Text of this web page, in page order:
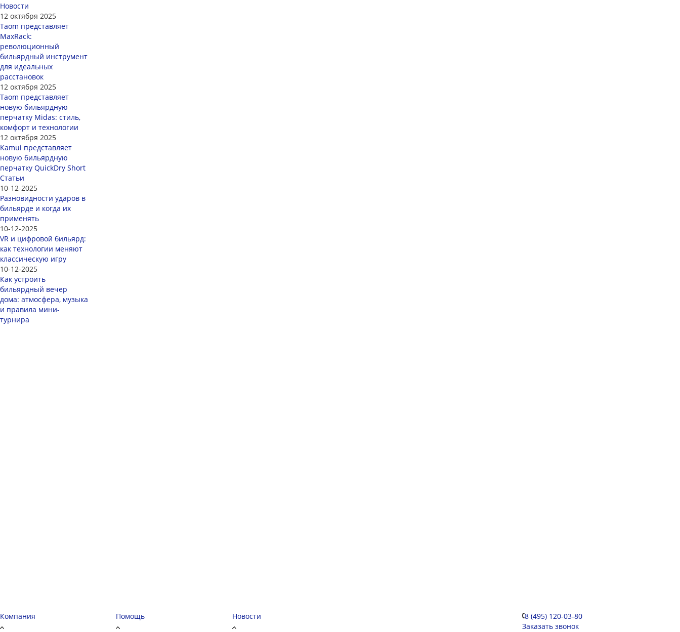
Новости
12 октября 2025
Taom представляет
MaxRack:
революционный
бильярдный инструмент
для идеальных
расстановок
12 октября 2025
Taom представляет
новую бильярдную
перчатку Midas: стиль,
комфорт и технологии
12 октября 2025
Kamui представляет
новую бильярдную
перчатку QuickDry Short
Статьи
10-12-2025
Разновидности ударов в
бильярде и когда их
применять
10-12-2025
VR и цифровой бильярд:
как технологии меняют
классическую игру
10-12-2025
Как устроить
бильярдный вечер
дома: атмосфера, музыка
и правила мини-
турнира
Компания Помощь Новости
8 (495) 120-03-80
Заказать звонок